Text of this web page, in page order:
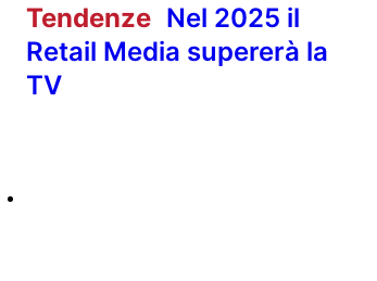
Tendenze Nel 2025 il
Retail Media supererà la
TV